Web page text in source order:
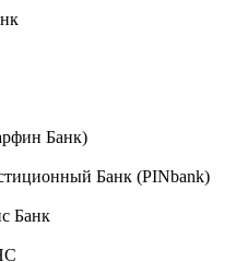
Банк)
Банк (PINbank)
Банк